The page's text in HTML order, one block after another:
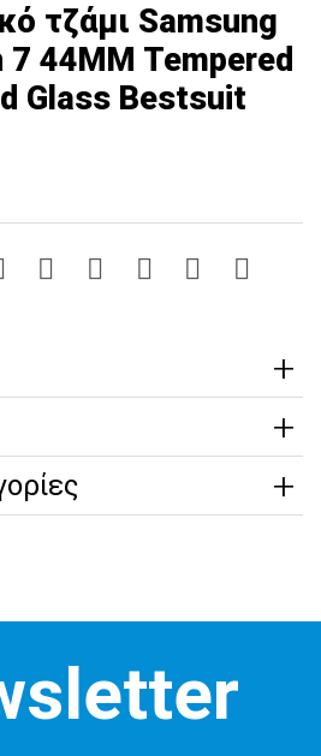
τζάμι Samsung
7 44MM Tempered
Glass Bestsuit